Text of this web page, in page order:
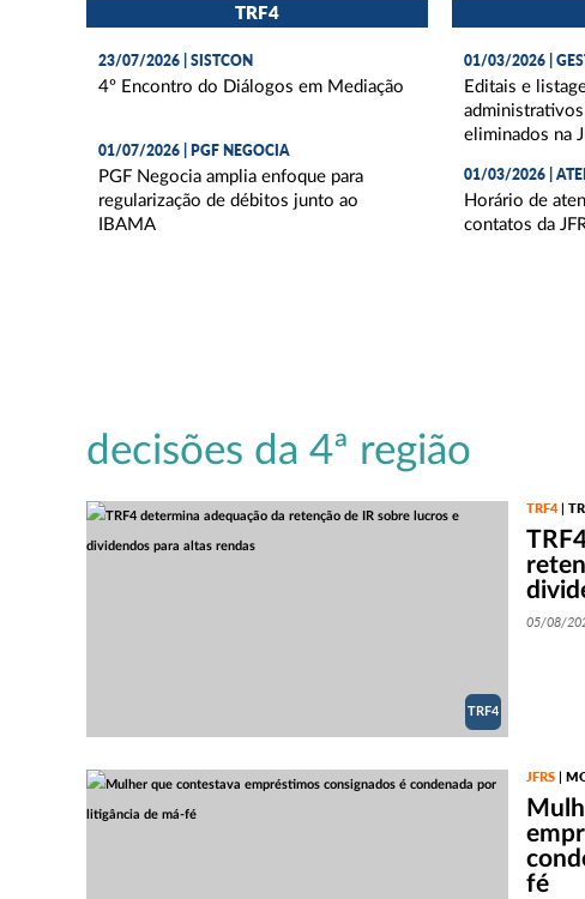
TRF4
23/07/2026 | SISTCON
4º Encontro do Diálogos em Mediação
01/07/2026 | PGF NEGOCIA
PGF Negocia amplia enfoque para
regularização de débitos junto ao
IBAMA
01/03/2026 |
Editais e
eliminados na
01/03/2026 |
Horário de
contatos da
decisões da 4ª região
TRF4
TRF4|
05/08/
JFRS
fé